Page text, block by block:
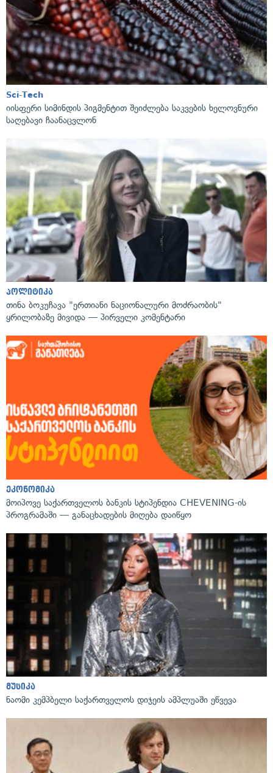
Sci-Tech
იისფერი სიმინდის პიგმენტით შეიძლება საკვების ხელოვნური
საღებავი ჩაანაცვლონ
პოლიტიკა
თინა ბოკუჩავა "ერთიანი ნაციონალური მოძრაობის"
ყრილობაზე მივიდა — პირველი კომენტარი
ეკონომიკა
მოიპოვე საქართველოს ბანკის სტიპენდია CHEVENING-ის
პროგრამაში — განაცხადების მიღება დაიწყო
მუსიკა
ნაომი კემპბელი საქართველოს დიჯეის ამპლუაში ეწვევა